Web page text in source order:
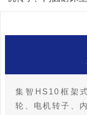
集智HS10框架
轮、电机转子、